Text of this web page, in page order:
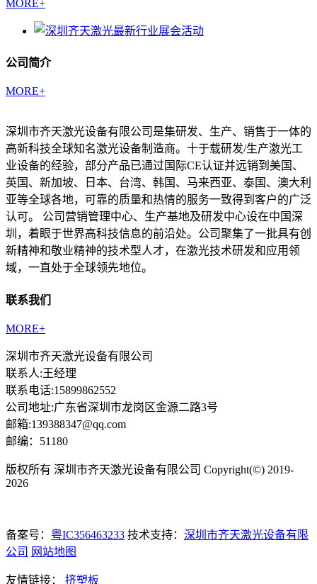
MORE+
公司简介
MORE+
深圳市齐天激光设备有限公司是集研发、生产、销售于一体的
高新科技全球知名激光设备制造商。十于载研发/生产激光工
业设备的经验，部分产品已通过国际CE认证并远销到美国、
英国、新加坡、日本、台湾、韩国、马来西亚、泰国、澳大利
亚等全球各地，可靠的质量和热情的服务一致得到客户的广泛
认可。 公司营销管理中心、生产基地及研发中心设在中国深
圳，着眼于世界高科技信息的前沿处。公司聚集了一批具有创
新精神和敬业精神的技术型人才，在激光技术研发和应用领
域，一直处于全球领先地位。
联系我们
MORE+
深圳市齐天激光设备有限公司
联系人:王经理
联系电话:15899862552
公司地址:广东省深圳市龙岗区金源二路3号
邮箱:139388347@qq.com
邮编：51180
版权所有 深圳市齐天激光设备有限公司 Copyright(©) 2019-
2026
备案号： 粤IC356463233 技术支持： 深圳市齐天激光设备有限
公司 网站地图
友情链接： 挤塑板